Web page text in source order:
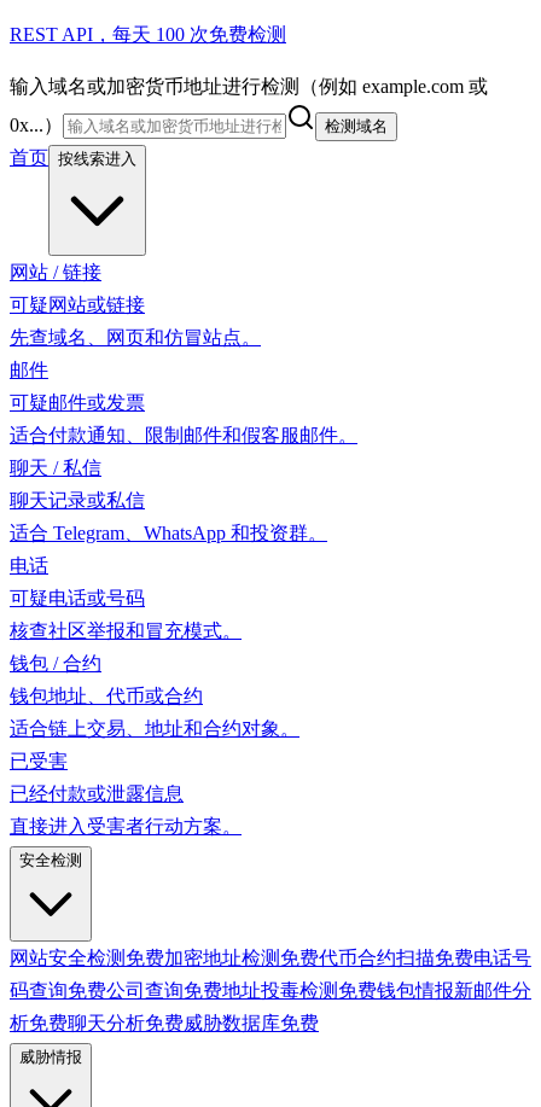
REST API，每天 100 次免费检测
输入域名或加密货币地址进行检测（例如 example.com 或
0x...）
检测域名
首页 按线索进入
网站 / 链接
可疑网站或链接
先查域名、网页和仿冒站点。
邮件
可疑邮件或发票
适合付款通知、限制邮件和假客服邮件。
聊天 / 私信
聊天记录或私信
适合 Telegram、WhatsApp 和投资群。
电话
可疑电话或号码
核查社区举报和冒充模式。
钱包 / 合约
钱包地址、代币或合约
适合链上交易、地址和合约对象。
已受害
已经付款或泄露信息
直接进入受害者行动方案。
安全检测
网站安全检测 免费加密地址检测 免费代币合约扫描免费电话号
码查询免费公司查询免费地址投毒检测 免费钱包情报新邮件分
析免费聊天分析免费威胁数据库免费
威胁情报